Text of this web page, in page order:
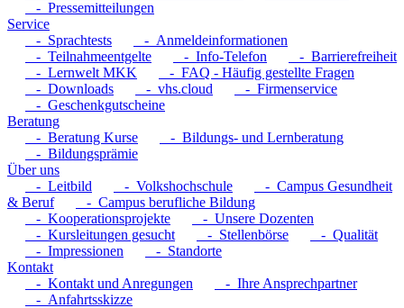
- Pressemitteilungen
Service
- Sprachtests
- Anmeldeinformationen
- Teilnahmeentgelte
- Info-Telefon
- Barrierefreiheit
- Lernwelt MKK
- FAQ - Häufig gestellte Fragen
- Downloads
- vhs.cloud
- Firmenservice
- Geschenkgutscheine
Beratung
- Beratung Kurse
- Bildungs- und Lernberatung
- Bildungsprämie
Über uns
- Leitbild
- Volkshochschule
- Campus Gesundheit
& Beruf
- Campus berufliche Bildung
- Kooperationsprojekte
- Unsere Dozenten
- Kursleitungen gesucht
- Stellenbörse
- Qualität
- Impressionen
- Standorte
Kontakt
- Kontakt und Anregungen
- Ihre Ansprechpartner
- Anfahrtsskizze